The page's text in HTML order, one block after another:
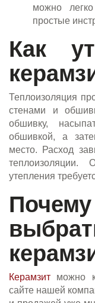
можно
простые
Как
Теплоизоляция
стенами и
обшивку,
обшивкой, а
место. Расход
утепления
Керамзит можно
сайте нашей